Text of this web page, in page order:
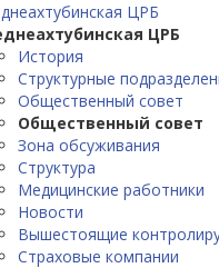
ЦРБ
ЦРБ
История
Структурные
Общественный совет
Общественный совет
Зона обсуживания
Структура
Медицинские работники
Новости
Вышестоящие
Страховые компании